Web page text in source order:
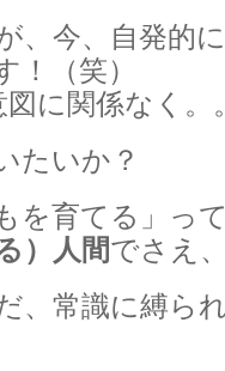
、今、自発的
！（笑）
に関係なく。
たいか？
を育てる」って
）人間でさえ
、常識に縛ら